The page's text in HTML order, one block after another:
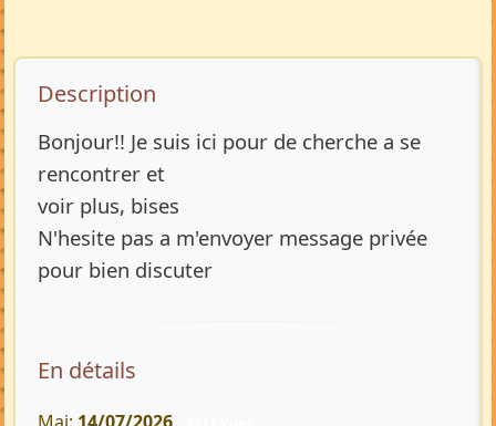
Description de l’annonce
Description
Bonjour!! Je suis ici pour de cherche a se
rencontrer et
voir plus, bises
N'hesite pas a m'envoyer message privée
pour bien discuter
En détails